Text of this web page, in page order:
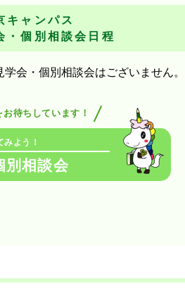
キャンパス
・個別相談会日程
会・個別相談会はございません。
お待ちしています！
よう！
別相談会